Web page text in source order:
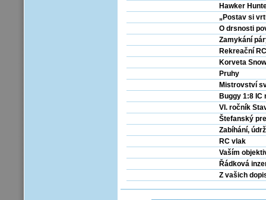
Hawker
„Postav si
O drsnosti
Zamykání
Rekreační
Korveta
Pruhy
Mistrovství
Buggy 1:8
VI. ročník
Štefanský
Zabíhání,
RC vlak
Vaším
Řádková
Z vašich